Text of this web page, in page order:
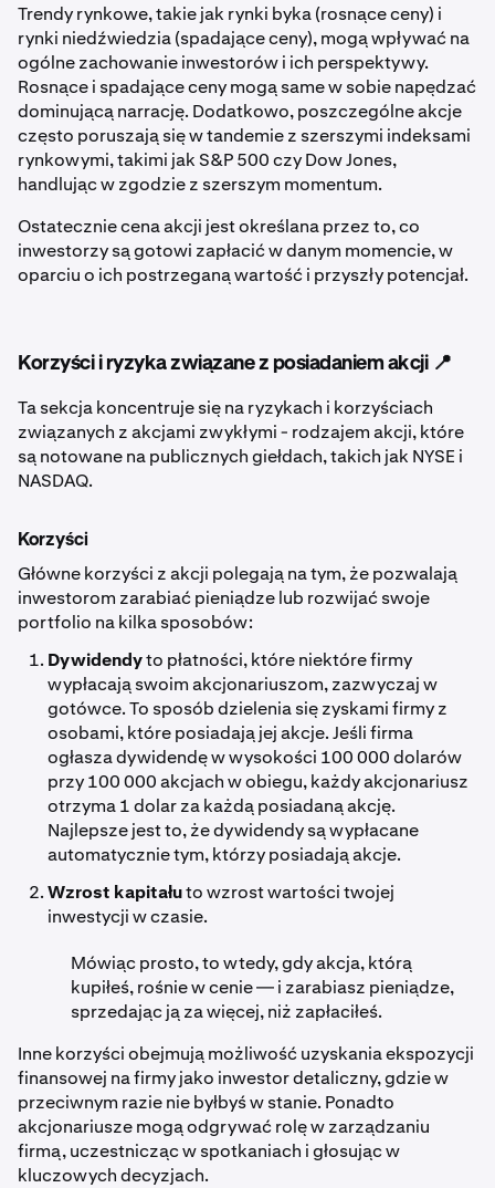
Trendy rynkowe, takie jak rynki byka (rosnące ceny) i
rynki niedźwiedzia (spadające ceny), mogą wpływać na
ogólne zachowanie inwestorów i ich perspektywy.
Rosnące i spadające ceny mogą same w sobie napędzać
dominującą narrację. Dodatkowo, poszczególne akcje
często poruszają się w tandemie z szerszymi indeksami
rynkowymi, takimi jak S&P 500 czy Dow Jones,
handlując w zgodzie z szerszym momentum.
Ostatecznie cena akcji jest określana przez to, co
inwestorzy są gotowi zapłacić w danym momencie, w
oparciu o ich postrzeganą wartość i przyszły potencjał.
Korzyści i ryzyka związane z posiadaniem akcji 📍
Ta sekcja koncentruje się na ryzykach i korzyściach
związanych z akcjami zwykłymi - rodzajem akcji, które
są notowane na publicznych giełdach, takich jak NYSE i
NASDAQ.
Korzyści
Główne korzyści z akcji polegają na tym, że pozwalają
inwestorom zarabiać pieniądze lub rozwijać swoje
portfolio na kilka sposobów:
Dywidendyto płatności, które niektóre firmy
wypłacają swoim akcjonariuszom, zazwyczaj w
gotówce. To sposób dzielenia się zyskami firmy z
osobami, które posiadają jej akcje. Jeśli firma
ogłasza dywidendę w wysokości 100 000 dolarów
przy 100 000 akcjach w obiegu, każdy akcjonariusz
otrzyma 1 dolar za każdą posiadaną akcję.
Najlepsze jest to, że dywidendy są wypłacane
automatycznie tym, którzy posiadają akcje.
Wzrost kapitałuto wzrost wartości twojej
inwestycji w czasie.
Mówiąc prosto, to wtedy, gdy akcja, którą
kupiłeś, rośnie w cenie — i zarabiasz pieniądze,
sprzedając ją za więcej, niż zapłaciłeś.
Inne korzyści obejmują możliwość uzyskania ekspozycji
finansowej na firmy jako inwestor detaliczny, gdzie w
przeciwnym razie nie byłbyś w stanie. Ponadto
akcjonariusze mogą odgrywać rolę w zarządzaniu
firmą, uczestnicząc w spotkaniach i głosując w
kluczowych decyzjach.